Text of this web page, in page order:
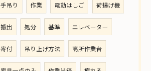
手吊り 作業 電動はしご 荷揚げ機
搬出 処分 基準 エレベーター
寄付 吊り上げ方法 高所作業台